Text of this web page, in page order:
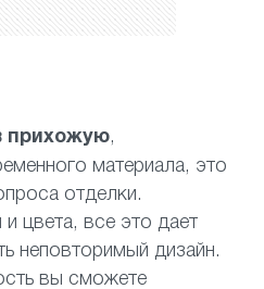
прихожую,
материала, это
отделки.
цвета, все это дает
неповторимый дизайн.
вы сможете